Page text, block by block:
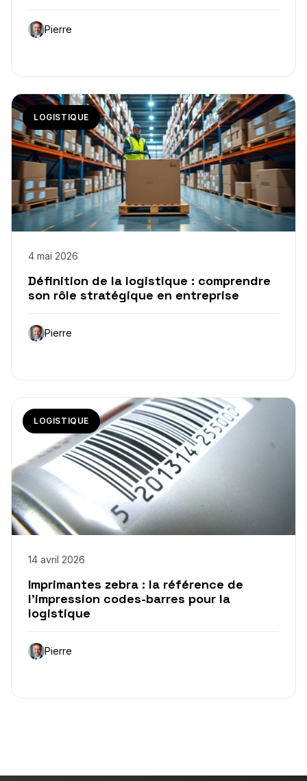
Pierre
LOGISTIQUE
4 mai 2026
Définition de la logistique : comprendre
son rôle stratégique en entreprise
Pierre
LOGISTIQUE
14 avril 2026
Imprimantes zebra : la référence de
l’impression codes-barres pour la
logistique
Pierre